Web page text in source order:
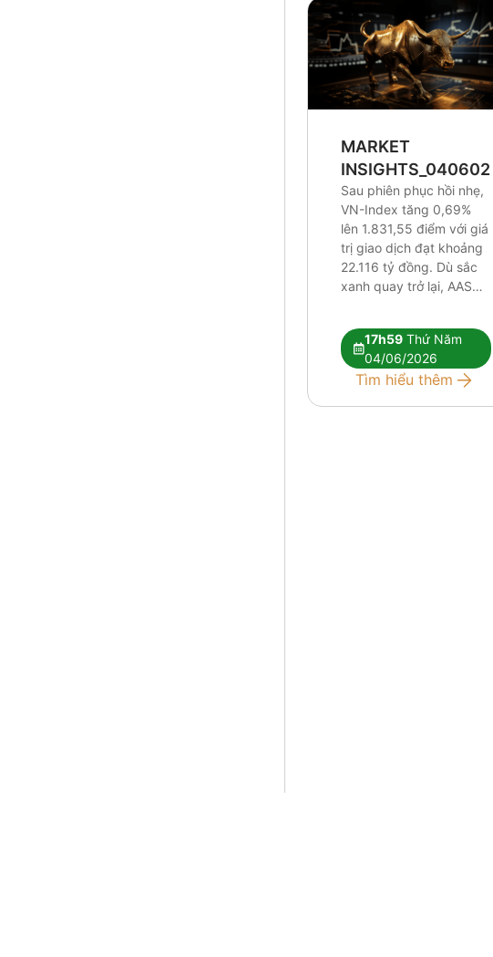
MARKET
INSIGHTS_0406026
Sau phiên phục hồi nhẹ,
VN-Index tăng 0,69%
lên 1.831,55 điểm với giá
trị giao dịch đạt khoảng
22.116 tỷ đồng. Dù sắc
xanh quay trở lại, AAS
vẫn chưa đủ để xác
nhận xu hướng tăng mới.
Dòng tiền tiếp tục phân
17h59 Thứ Năm
04/06/2026
Tìm hiểu thêm